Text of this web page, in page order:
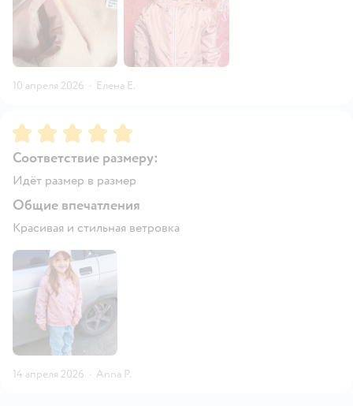
10 апреля 2026 · Елена Е.
Рейтинг:5
Соответствие размеру:
Идёт размер в размер
Общие впечатления
Красивая и стильная ветровка
14 апреля 2026 · Anna P.